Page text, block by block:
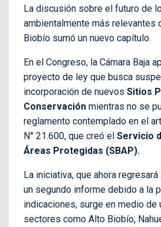
La discusión sobre el futuro de
ambientalmente más relevantes
Biobío sumó un nuevo capítulo.
En el Congreso, la Cámara Baja
proyecto de ley que busca
incorporación de nuevos Sitios
Conservación mientras no se
reglamento contemplado en el
N° 21.600, que creó el Servicio
Áreas Protegidas (SBAP).
La iniciativa, que ahora
un segundo informe debido a la
indicaciones, surge en medio de
sectores como Alto Biobío,